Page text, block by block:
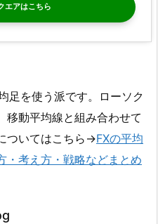
エア
足を使う派です。ローソク
移動平均線と組み合わせて
ついてはこちら→FXの平均
・考え方・戦略などまとめ